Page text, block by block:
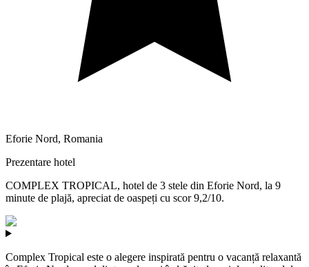
Eforie Nord, Romania
Prezentare hotel
COMPLEX TROPICAL, hotel de 3 stele din Eforie Nord, la 9
minute de plajă, apreciat de oaspeți cu scor 9,2/10.
Complex Tropical este o alegere inspirată pentru o vacanță relaxantă